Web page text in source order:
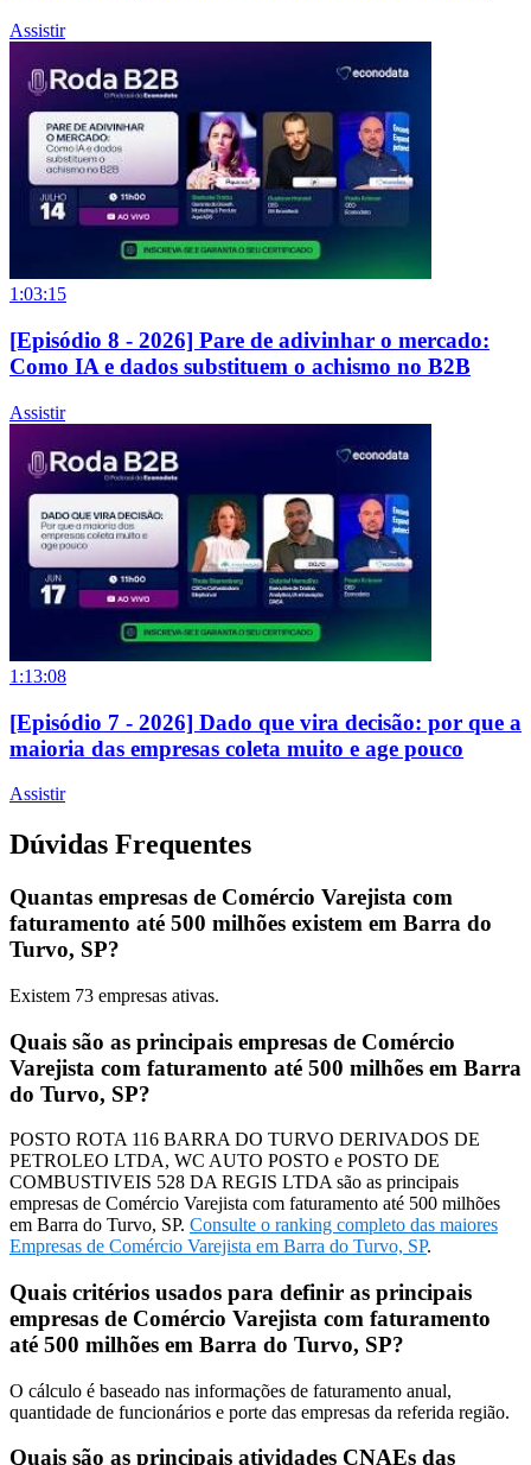
Assistir
1:03:15
[Episódio 8 - 2026] Pare de adivinhar o mercado:
Como IA e dados substituem o achismo no B2B
Assistir
1:13:08
[Episódio 7 - 2026] Dado que vira decisão: por que a
maioria das empresas coleta muito e age pouco
Assistir
Dúvidas Frequentes
Quantas empresas de Comércio Varejista com
faturamento até 500 milhões existem em Barra do
Turvo, SP?
Existem 73 empresas ativas.
Quais são as principais empresas de Comércio
Varejista com faturamento até 500 milhões em Barra
do Turvo, SP?
POSTO ROTA 116 BARRA DO TURVO DERIVADOS DE
PETROLEO LTDA, WC AUTO POSTO e POSTO DE
COMBUSTIVEIS 528 DA REGIS LTDA são as principais
empresas de Comércio Varejista com faturamento até 500 milhões
em Barra do Turvo, SP. Consulte o ranking completo das maiores
Empresas de Comércio Varejista em Barra do Turvo, SP.
Quais critérios usados para definir as principais
empresas de Comércio Varejista com faturamento
até 500 milhões em Barra do Turvo, SP?
O cálculo é baseado nas informações de faturamento anual,
quantidade de funcionários e porte das empresas da referida região.
Quais são as principais atividades CNAEs das